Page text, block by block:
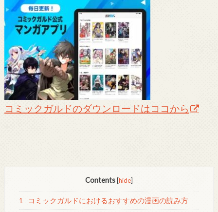
コミックガルドのダウンロードはココから
Contents [hide]
1 コミックガルドにおけるおすすめの漫画の読み方